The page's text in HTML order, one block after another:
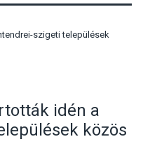
szigeti települések
idén a
közös